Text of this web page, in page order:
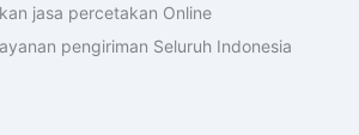
jasa percetakan Online
pengiriman Seluruh Indonesia